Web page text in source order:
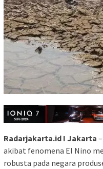
Radarjakarta.id I Jakarta
akibat fenomena El Nino
robusta pada negara